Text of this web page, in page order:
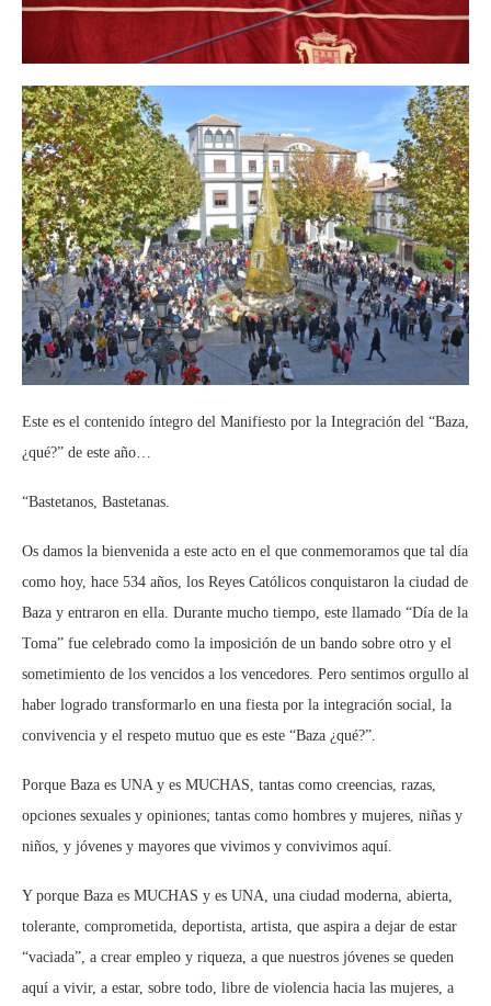
Este es el contenido íntegro del Manifiesto por la Integración del “Baza,
¿qué?” de este año…
“Bastetanos, Bastetanas.
Os damos la bienvenida a este acto en el que conmemoramos que tal día
como hoy, hace 534 años, los Reyes Católicos conquistaron la ciudad de
Baza y entraron en ella. Durante mucho tiempo, este llamado “Día de la
Toma” fue celebrado como la imposición de un bando sobre otro y el
sometimiento de los vencidos a los vencedores. Pero sentimos orgullo al
haber logrado transformarlo en una fiesta por la integración social, la
convivencia y el respeto mutuo que es este “Baza ¿qué?”.
Porque Baza es UNA y es MUCHAS, tantas como creencias, razas,
opciones sexuales y opiniones; tantas como hombres y mujeres, niñas y
niños, y jóvenes y mayores que vivimos y convivimos aquí.
Y porque Baza es MUCHAS y es UNA, una ciudad moderna, abierta,
tolerante, comprometida, deportista, artista, que aspira a dejar de estar
“vaciada”, a crear empleo y riqueza, a que nuestros jóvenes se queden
aquí a vivir, a estar, sobre todo, libre de violencia hacia las mujeres, a